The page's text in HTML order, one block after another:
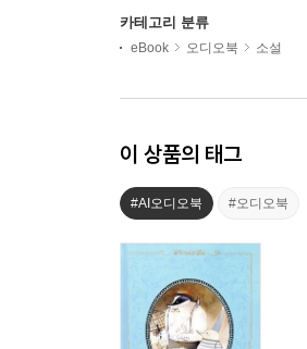
카테고리 분류
eBook 오디오북 소설
이 상품의 태그
#AI오디오북 #오디오북